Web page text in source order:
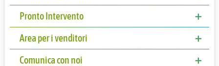
Politica aziendale
Sistema qualità
Disposizioni Generali
Atti generali
Piano triennale per la prevenzione della
Organizzazione
Titolare di incarichi politici, di
Consulenti e collaboratori
Pronto Intervento
Servizio pronto intervento
Area per i venditori
Verifica metrica contatore gas metano
Comunica con noi